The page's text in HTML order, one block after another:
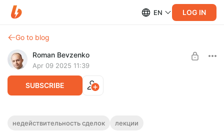
EN LOG IN
Go to blog
Roman Bevzenko
Apr 09 2025 11:39
SUBSCRIBE
Недействительность сделок. Часть 1
недействительность сделок лекции